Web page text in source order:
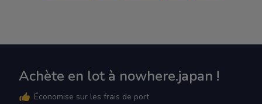
Achète en lot à nowhere.japan !
Économise sur les frais de port